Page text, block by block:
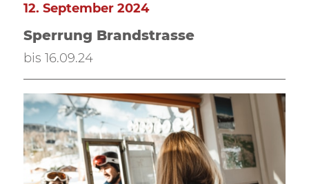
Sperrung Brandstrasse
12. September 2024
bis 16.09.24